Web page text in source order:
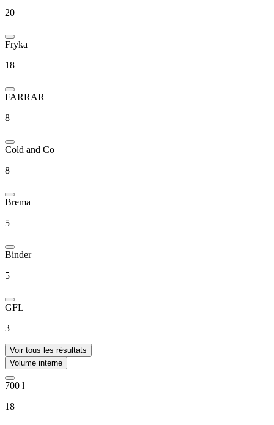
20
Fryka
18
FARRAR
8
Cold and Co
8
Brema
5
Binder
5
GFL
3
Voir tous les résultats
Volume interne
700 l
18